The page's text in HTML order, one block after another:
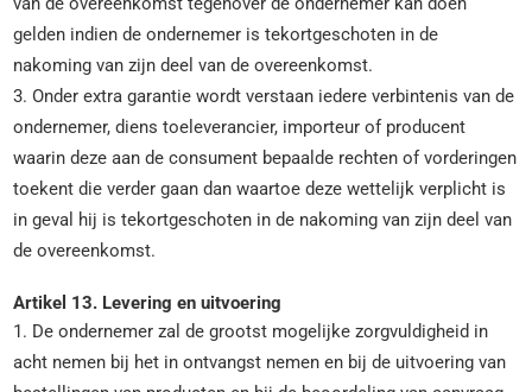
gelden indien de ondernemer is tekortgeschoten in de
nakoming van zijn deel van de overeenkomst.
3. Onder extra garantie wordt verstaan iedere verbintenis van de
ondernemer, diens toeleverancier, importeur of producent
waarin deze aan de consument bepaalde rechten of vorderingen
toekent die verder gaan dan waartoe deze wettelijk verplicht is
in geval hij is tekortgeschoten in de nakoming van zijn deel van
de overeenkomst.
Artikel 13. Levering en uitvoering
1. De ondernemer zal de grootst mogelijke zorgvuldigheid in
acht nemen bij het in ontvangst nemen en bij de uitvoering van